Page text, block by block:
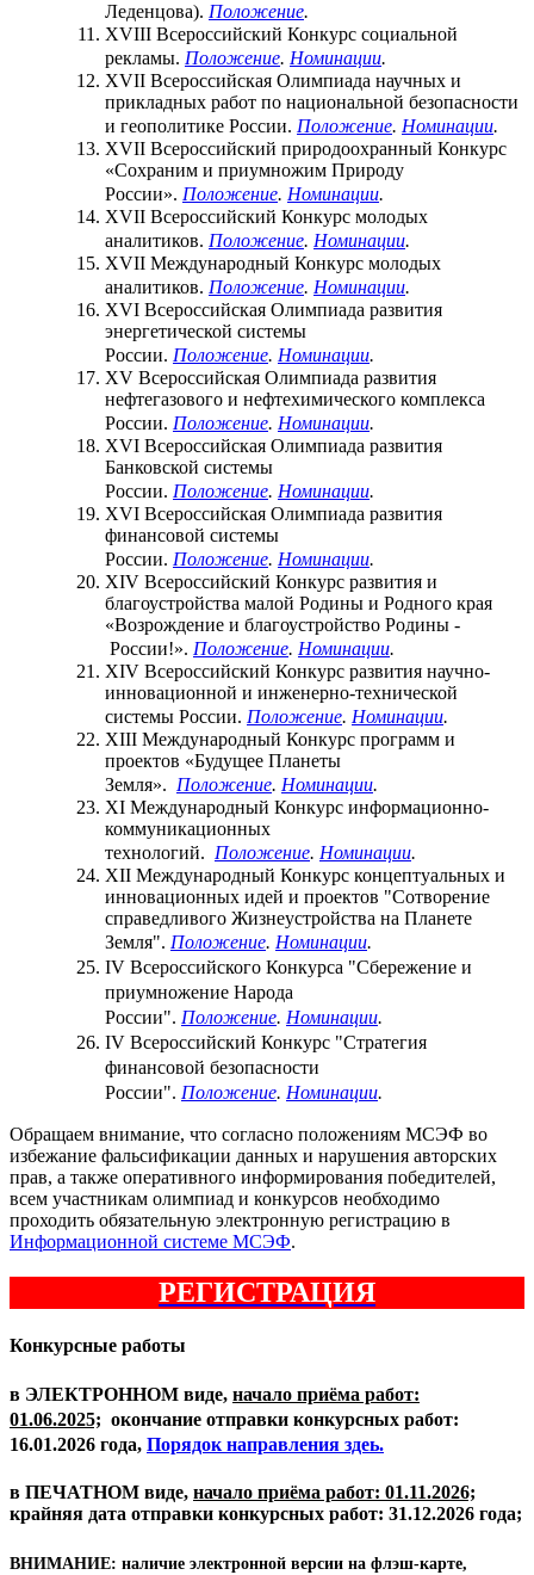
Леденцова). Положение.
XVIII Всероссийский Конкурс социальной
рекламы. Положение. Номинации.
XVII Всероссийская Олимпиада научных и
прикладных работ по национальной безопасности
и геополитике России. Положение. Номинации.
XVII Всероссийский природоохранный Конкурс
«Сохраним и приумножим Природу
России». Положение. Номинации.
XVII Всероссийский Конкурс молодых
аналитиков. Положение. Номинации.
XVII Международный Конкурс молодых
аналитиков. Положение. Номинации.
XVI Всероссийская Олимпиада развития
энергетической системы
России. Положение. Номинации.
XV Всероссийская Олимпиада развития
нефтегазового и нефтехимического комплекса
России. Положение. Номинации.
XVI Всероссийская Олимпиада развития
Банковской системы
России. Положение. Номинации.
XVI Всероссийская Олимпиада развития
финансовой системы
России. Положение. Номинации.
XIV Всероссийский Конкурс развития и
благоустройства малой Родины и Родного края
«Возрождение и благоустройство Родины -
России!». Положение. Номинации.
XIV Всероссийский Конкурс развития научно-
инновационной и инженерно-технической
системы России. Положение. Номинации.
XIII Международный Конкурс программ и
проектов «Будущее Планеты
Земля». Положение. Номинации.
XI Международный Конкурс информационно-
коммуникационных
технологий. Положение. Номинации.
XII Международный Конкурс концептуальных и
инновационных идей и проектов "Сотворение
справедливого Жизнеустройства на Планете
Земля". Положение. Номинации.
IV Всероссийского Конкурса "Сбережение и
приумножение Народа
России". Положение. Номинации.
IV Всероссийский Конкурс "Стратегия
финансовой безопасности
России". Положение. Номинации.
Обращаем внимание, что согласно положениям МСЭФ во
избежание фальсификации данных и нарушения авторских
прав, а также оперативного информирования победителей,
всем участникам олимпиад и конкурсов необходимо
проходить обязательную электронную регистрацию в
Информационной системе МСЭФ.
РЕГИСТРАЦИЯ
Конкурсные работы
в ЭЛЕКТРОННОМ виде, начало приёма работ:
01.06.2025; окончание отправки конкурсных работ:
16.01.2026 года, Порядок направления здеь.
в ПЕЧАТНОМ виде, начало приёма работ: 01.11.2026;
крайняя дата отправки конкурсных работ: 31.12.2026 года;
ВНИМАНИЕ: наличие электронной версии на флэш-карте,